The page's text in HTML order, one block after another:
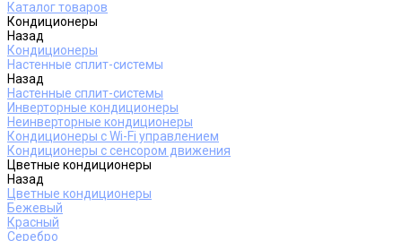
Каталог товаров
Кондиционеры
Назад
Кондиционеры
Настенные сплит-системы
Назад
Настенные сплит-системы
Инверторные кондиционеры
Неинверторные кондиционеры
Кондиционеры с Wi-Fi управлением
Кондиционеры с сенсором движения
Цветные кондиционеры
Назад
Цветные кондиционеры
Бежевый
Красный
Серебро